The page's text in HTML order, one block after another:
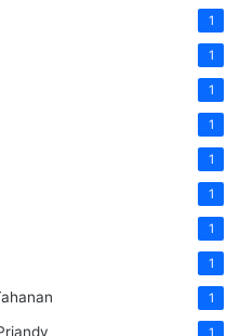
1
1
1
1
1
1
1
1
1
1